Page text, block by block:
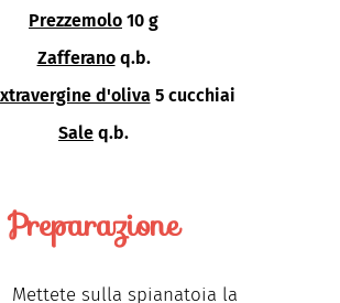
Prezzemolo 10 g
Zafferano q.b.
d'oliva 5 cucchiai
Sale q.b.
Preparazione
Mettete sulla spianatoia la